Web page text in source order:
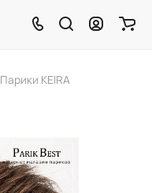
Парики KEIRA